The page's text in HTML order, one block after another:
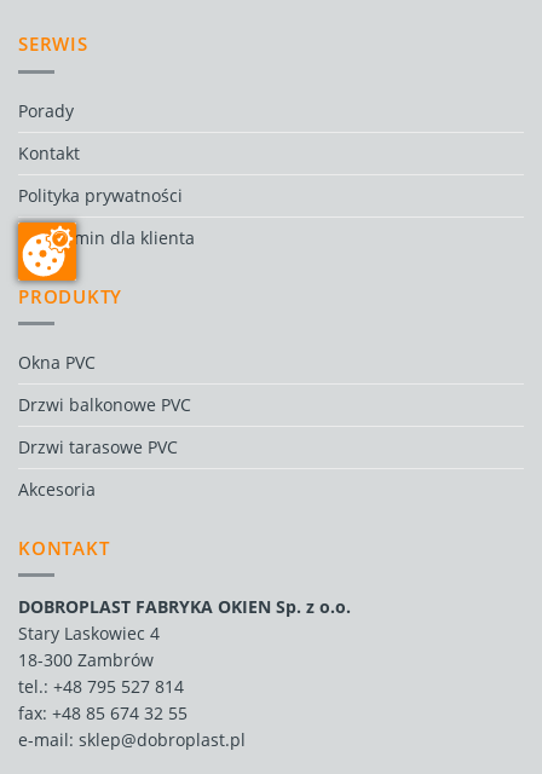
SERWIS
Porady
Kontakt
Polityka prywatności
Regulamin dla klienta
PRODUKTY
Okna PVC
Drzwi balkonowe PVC
Drzwi tarasowe PVC
Akcesoria
KONTAKT
DOBROPLAST FABRYKA OKIEN Sp. z o.o.
Stary Laskowiec 4
18-300 Zambrów
tel.: +48 795 527 814
fax: +48 85 674 32 55
e-mail: sklep@dobroplast.pl